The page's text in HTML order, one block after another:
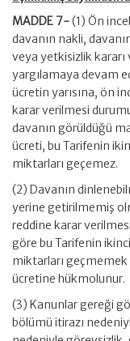
MADDE 7-(1) Ön
davanın nakli,
veya yetkisizlik
yargılamaya devam
ücretin yarısına, ön
karar verilmesi
davanın görüldüğü
ücreti, bu Tarifenin
miktarları geçemez.
(2) Davanın
yerine getirilmemiş
reddine karar
göre bu Tarifenin ikinci
miktarları geçmemek
ücretine hükmolunur.
(3) Kanunlar gereği
bölümü itirazı